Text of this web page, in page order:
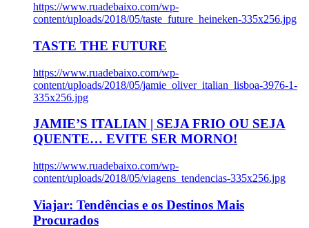
https://www.ruadebaixo.com/wp-
content/uploads/2018/05/taste_future_heineken-335x256.jpg
TASTE THE FUTURE
https://www.ruadebaixo.com/wp-
content/uploads/2018/05/jamie_oliver_italian_lisboa-3976-1-
335x256.jpg
JAMIE’S ITALIAN | SEJA FRIO OU SEJA
QUENTE… EVITE SER MORNO!
https://www.ruadebaixo.com/wp-
content/uploads/2018/05/viagens_tendencias-335x256.jpg
Viajar: Tendências e os Destinos Mais
Procurados